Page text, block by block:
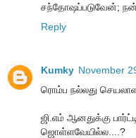
சந்தோஷப்படுவேன்;
Reply
Kumky November
ரொம்ப நல்லது
ஜி.எம் ஆனதுக்கு
ஜொள்ளவேயில்ல....?